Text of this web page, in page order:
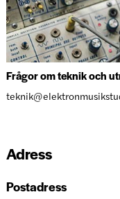
Frågor om teknik och
Adress
Postadress